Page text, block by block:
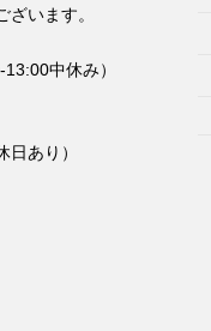
います。
中休み）
あり）